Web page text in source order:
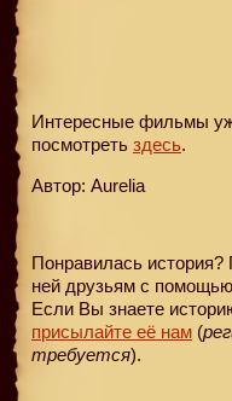
Интересные фильмы
посмотреть здесь.
Автор: Aurelia
Понравилась история?
ней друзьям с
Если Вы знаете
присылайте её нам (
требуется).